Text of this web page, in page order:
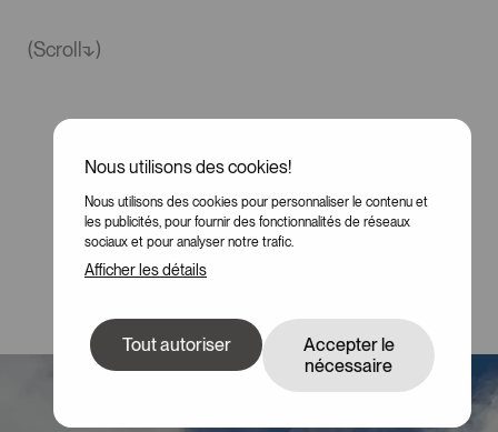
Nous utilisons des cookies!
Nous utilisons des cookies pour personnaliser le contenu et
les publicités, pour fournir des fonctionnalités de réseaux
sociaux et pour analyser notre trafic.
Afficher les détails
Tout autoriser
Accepter le
nécessaire
(Scroll⬎)